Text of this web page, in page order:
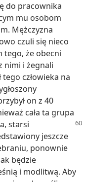
do pracownika
mu osobom
Mężczyzna
czuli się nieco
tego, że obecni
nimi i żegnali
człowieka na
on z 40
cała ta grupa
starsi
jeszcze
ponownie
będzie
i modlitwą. Aby